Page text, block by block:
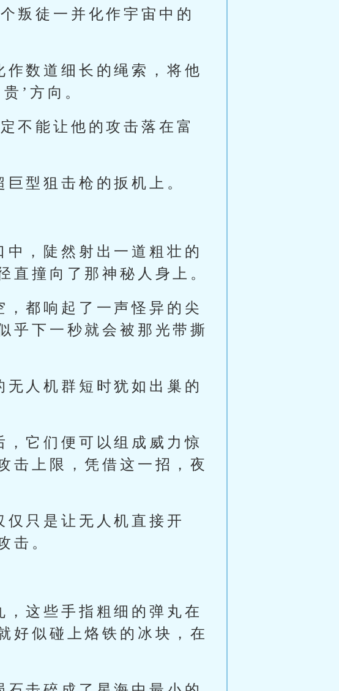
叛徒一并化作宇宙中的
数道细长的绳索，将他
’方向。
不能让他的攻击落在富
型狙击枪的扳机上。
，陡然射出一道粗壮的
直撞向了那神秘人身上。
都响起了一声怪异的尖
乎下一秒就会被那光带撕
人机群短时犹如出巢的
它们便可以组成威力惊
击上限，凭借这一招，夜
只是让无人机直接开
击。
这些手指粗细的弹丸在
好似碰上烙铁的冰块，在